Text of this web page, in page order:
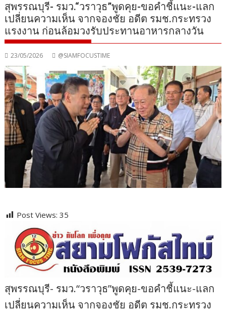
สุพรรณบุรี- รมว.“วราวุธ”พูดคุย-ขอคำชี้แนะ-แลก
เปลี่ยนความเห็น จากจองชัย อดีต รมช.กระทรวง
แรงงาน ก่อนล้อมวงรับประทานอาหารกลางวัน
23/05/2026 @SIAMFOCUSTIME
Post Views: 35
สุพรรณบุรี- รมว.“วราวุธ”พูดคุย-ขอคำชี้แนะ-แลก
เปลี่ยนความเห็น จากจองชัย อดีต รมช.กระทรวง